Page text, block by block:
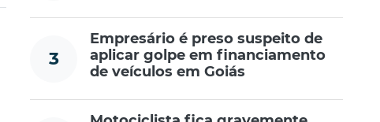
3
Empresário é preso suspeito de
aplicar golpe em financiamento
de veículos em Goiás